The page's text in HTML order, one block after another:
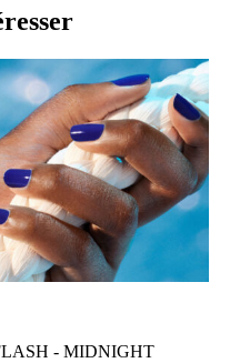
- MIDNIGHT